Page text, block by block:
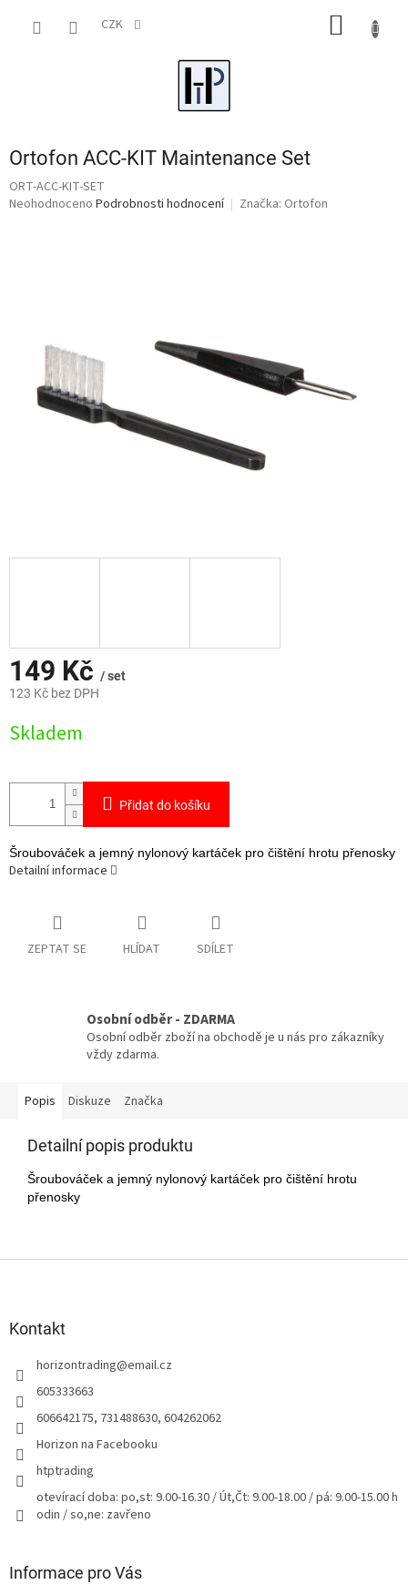
CZK
Ortofon ACC-KIT Maintenance Set
ORT-ACC-KIT-SET
Průměrné
Neohodnoceno Podrobnosti hodnocení Značka: Ortofon
149 Kč / set
123 Kč bez DPH
cena:
Skladem
Přidat do košíku
Šroubováček a jemný nylonový kartáček pro čištění hrotu přenosky
Detailní informace
ZEPTAT SE HLÍDAT SDÍLET
Osobní odběr - ZDARMA
Osobní odběr zboží na obchodě je u nás pro zákazníky
vždy zdarma.
Popis Diskuze Značka
Detailní popis produktu
Šroubováček a jemný nylonový kartáček pro čištění hrotu
přenosky
Kontakt
horizontrading@email.cz
605333663
606642175, 731488630, 604262062
Horizon na Facebooku
htptrading
otevírací doba: po,st: 9.00-16.30 / Út,Čt: 9.00-18.00 / pá: 9.00-15.00 h
odin / so,ne: zavřeno
Informace pro Vás